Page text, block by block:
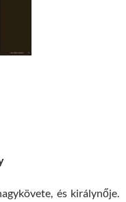
és királynője.